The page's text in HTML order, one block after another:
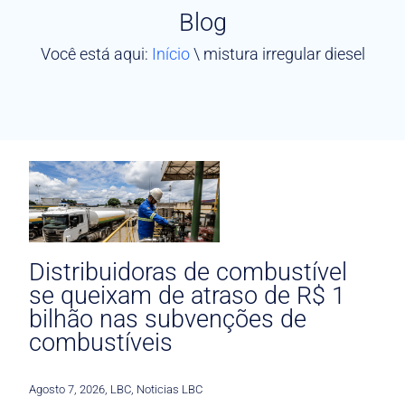
Blog
Você está aqui: Início\ mistura irregular diesel
Distribuidoras de combustível
se queixam de atraso de R$ 1
bilhão nas subvenções de
combustíveis
Agosto 7, 2026 LBC Noticias LBC